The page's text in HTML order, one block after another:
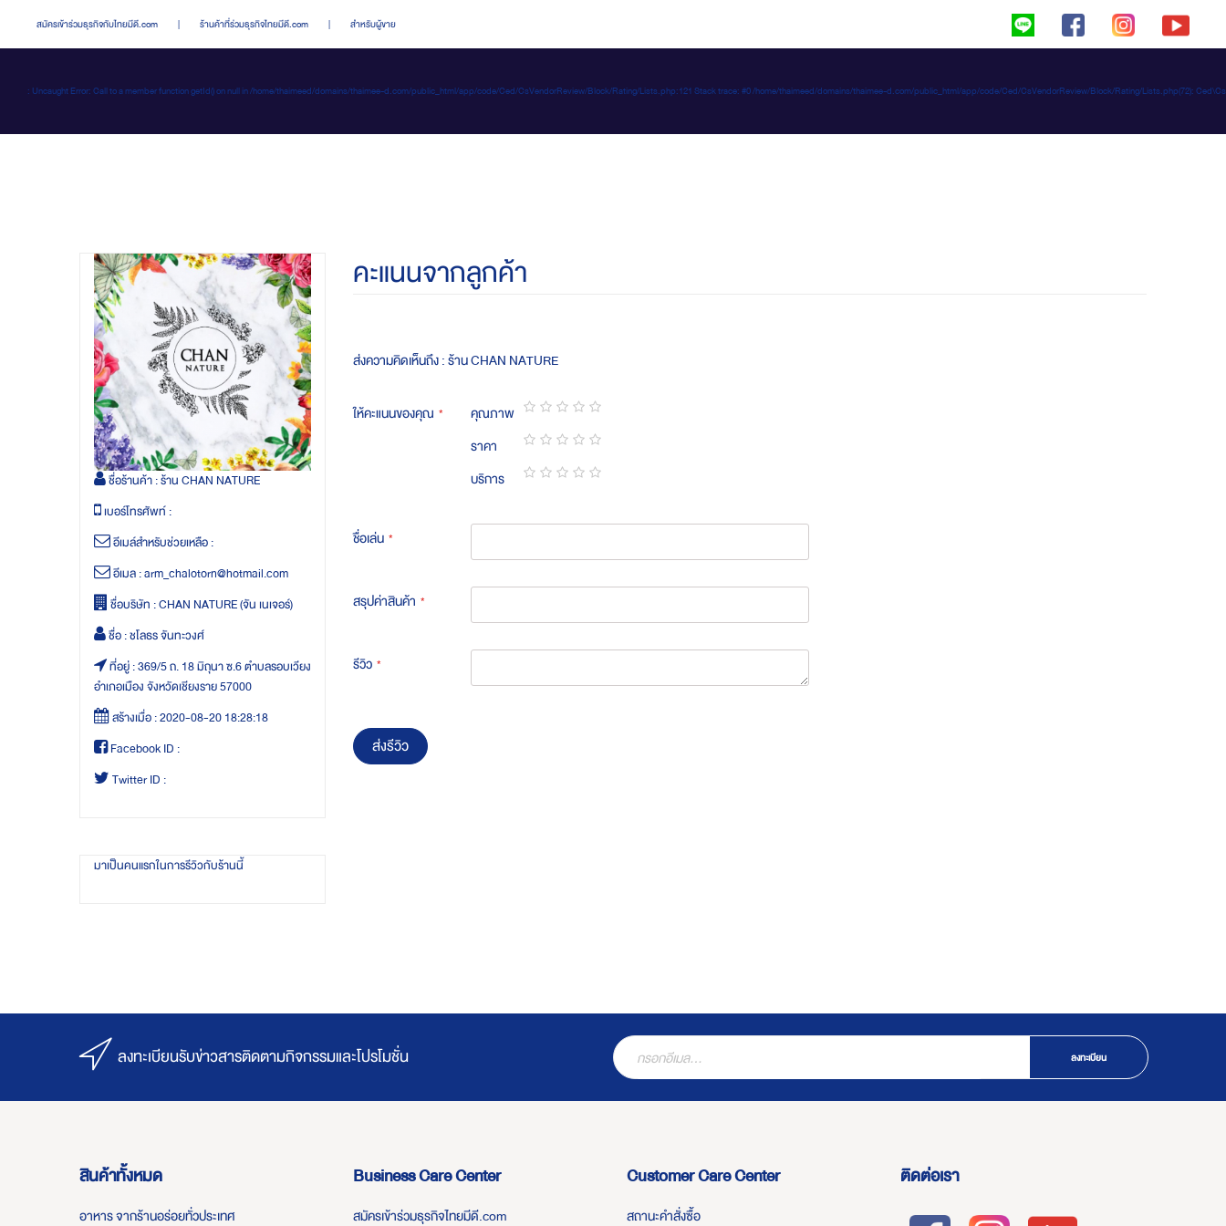
สมัครเข้าร่วมธุรกิจกับไทยมีดี.com | ร้านค้าที่ร่วมธุรกิจไทยมีดี.com | สำหรับผู้ขาย
: Uncaught Error: Call to a member function getId() on null in /home/thaimeed/domains/thaimee-d.com/public_html/app/code/Ced/CsVendorReview/Block/Rating/Lists.php:121 Stack trace: #0 /home/thaimeed/domains/thaimee-d.com/public_html/app/code/Ced/CsVendorReview/Block/Rating/Lists.php(72):
ชื่อร้านค้า :ร้าน CHAN NATURE
เบอร์โทรศัพท์ :
อีเมล์สำหรับช่วยเหลือ :
อีเมล :arm_chalotorn@hotmail.com
ชื่อบริษัท :CHAN NATURE (จัน เนเจอร์)
ชื่อ :ชโลธร จันทะวงศ์
ที่อยู่ :369/5 ถ. 18 มิถุนา ซ.6 ตำบลรอบเวียง
อำเภอเมือง จังหวัดเชียงราย 57000
สร้างเมื่อ :2020-08-20 18:28:18
Facebook ID :
Twitter ID :
มาเป็นคนแรกในการรีวิวกับร้านนี้
คะแนนจากลูกค้า
ส่งความคิดเห็นถึง : ร้าน CHAN NATURE
ให้คะแนนของคุณ คุณภาพ
1
star
2
stars
3
stars
4
stars
5
stars
ราคา
1
star
2
stars
3
stars
4
stars
5
stars
บริการ
ชื่อเล่น
สรุปค่าสินค้า
รีวิว
ส่งรีวิว
ลงทะเบียนรับข่าวสารติดตามกิจกรรมและโปรโมชั่น ลงทะเบียน
สินค้าทั้งหมด
อาหาร จากร้านอร่อยทั่วประเทศ
Business Care Center
สมัครเข้าร่วมธุรกิจไทยมีดี.com
Customer Care Center
สถานะคำสั่งซื้อ
ติดต่อเรา